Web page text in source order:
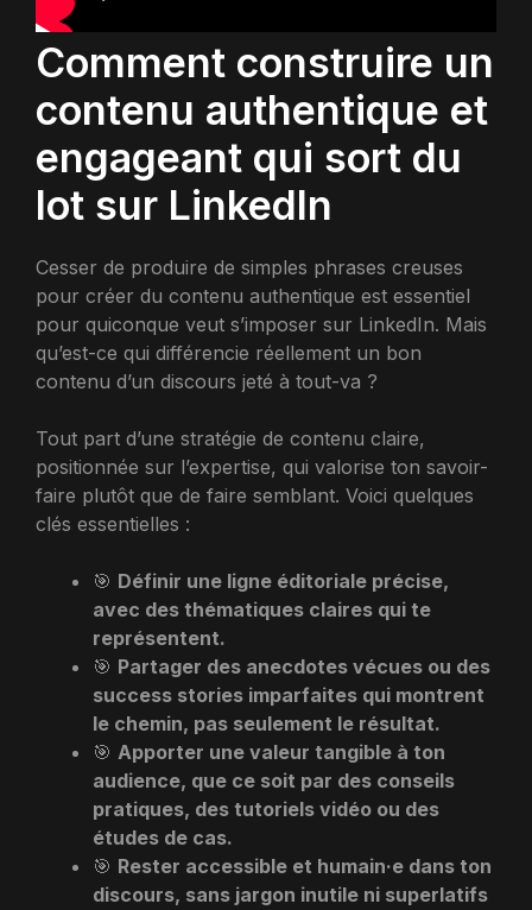
Comment construire un
contenu authentique et
engageant qui sort du
lot sur LinkedIn
Cesser de produire de simples phrases creuses
pour créer du contenu authentique est essentiel
pour quiconque veut s’imposer sur LinkedIn. Mais
qu’est-ce qui différencie réellement un bon
contenu d’un discours jeté à tout-va ?
Tout part d’une stratégie de contenu claire,
positionnée sur l’expertise, qui valorise ton savoir-
faire plutôt que de faire semblant. Voici quelques
clés essentielles :
🎯 Définir une ligne éditoriale précise,
avec des thématiques claires qui te
représentent.
🎯 Partager des anecdotes vécues ou des
success stories imparfaites qui montrent
le chemin, pas seulement le résultat.
🎯 Apporter une valeur tangible à ton
audience, que ce soit par des conseils
pratiques, des tutoriels vidéo ou des
études de cas.
🎯 Rester accessible et humain·e dans ton
discours, sans jargon inutile ni superlatifs